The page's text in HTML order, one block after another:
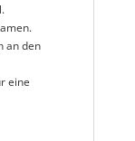
an den
eine